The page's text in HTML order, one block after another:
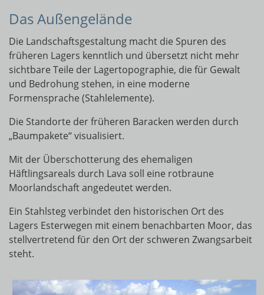
Das Außengelände
Die Landschaftsgestaltung macht die Spuren des
früheren Lagers kenntlich und übersetzt nicht mehr
sichtbare Teile der Lagertopographie, die für Gewalt
und Bedrohung stehen, in eine moderne
Formensprache (Stahlelemente).
Die Standorte der früheren Baracken werden durch
„Baumpakete“ visualisiert.
Mit der Überschotterung des ehemaligen
Häftlingsareals durch Lava soll eine rotbraune
Moorlandschaft angedeutet werden.
Ein Stahlsteg verbindet den historischen Ort des
Lagers Esterwegen mit einem benachbarten Moor, das
stellvertretend für den Ort der schweren Zwangsarbeit
steht.